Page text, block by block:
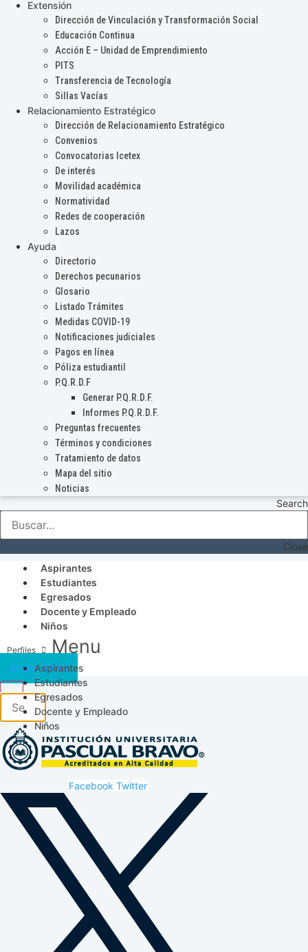
Extensión
Dirección de Vinculación y Transformación Social
Educación Continua
Acción E – Unidad de Emprendimiento
PITS
Transferencia de Tecnología
Sillas Vacías
Relacionamiento Estratégico
Dirección de Relacionamiento Estratégico
Convenios
Convocatorias Icetex
De interés
Movilidad académica
Normatividad
Redes de cooperación
Lazos
Ayuda
Directorio
Derechos pecunarios
Glosario
Listado Trámites
Medidas COVID-19
Notificaciones judiciales
Pagos en línea
Póliza estudiantil
P.Q.R.D.F
Generar P.Q.R.D.F.
Informes P.Q.R.D.F.
Preguntas frecuentes
Términos y condiciones
Tratamiento de datos
Mapa del sitio
Noticias
Search
Close
Aspirantes
Estudiantes
Egresados
Docente y Empleado
Niños
Menu
Aspirantes
Estudiantes
Egresados
Docente y Empleado
Niños
Acceso SICAU
Facebook Twitter